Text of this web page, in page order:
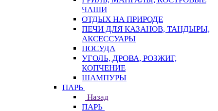
ЧАШИ
ОТДЫХ НА ПРИРОДЕ
ПЕЧИ ДЛЯ КАЗАНОВ, ТАНДЫРЫ,
АКСЕССУАРЫ
ПОСУДА
УГОЛЬ, ДРОВА, РОЗЖИГ,
КОПЧЕНИЕ
ШАМПУРЫ
ПАРЬ
Назад
ПАРЬ